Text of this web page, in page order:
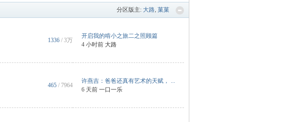
分区版主: 大路, 菓菓
1336 / 3万
开启我的啃小之旅二之照顾篇
4 小时前 大路
465 / 7964
许燕吉：爸爸还真有艺术的天赋， ...
6 天前 一口一乐